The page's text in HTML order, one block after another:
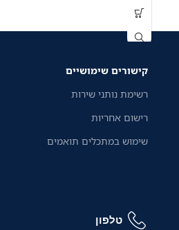
קישורים שימושיים
רשימת נותני שירות
רישום אחריות
שימוש במתכלים תואמים
טלפון